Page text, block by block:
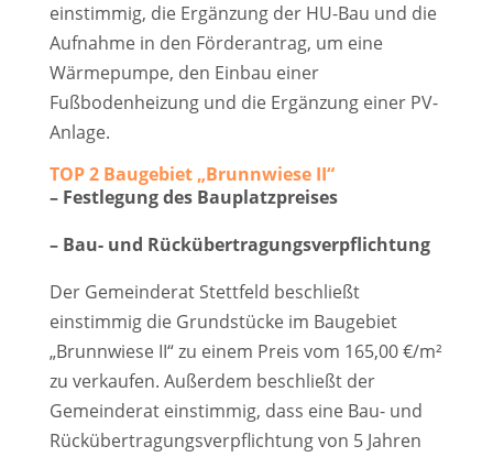
einstimmig, die Ergänzung der HU-Bau und die
Aufnahme in den Förderantrag, um eine
Wärmepumpe, den Einbau einer
Fußbodenheizung und die Ergänzung einer PV-
Anlage.
TOP 2 Baugebiet „Brunnwiese II“
– Festlegung des Bauplatzpreises
– Bau- und Rückübertragungsverpflichtung
Der Gemeinderat Stettfeld beschließt
einstimmig die Grundstücke im Baugebiet
„Brunnwiese II“ zu einem Preis vom 165,00 €/m²
zu verkaufen. Außerdem beschließt der
Gemeinderat einstimmig, dass eine Bau- und
Rückübertragungsverpflichtung von 5 Jahren